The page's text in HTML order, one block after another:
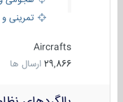
تمرینی و
Aircrafts
29,866 ارسال ها